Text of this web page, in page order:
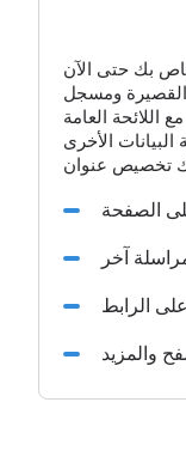
العامة
الصفحة
آخر
الرابط
والمزيد